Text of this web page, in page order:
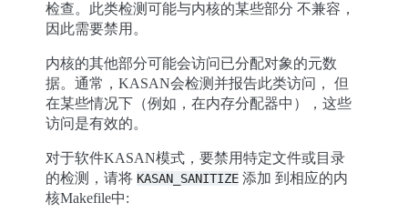
检查。此类检测可能与内核的某些部分 不兼容，
因此需要禁用。
内核的其他部分可能会访问已分配对象的元数
据。通常，KASAN会检测并报告此类访问， 但
在某些情况下（例如，在内存分配器中），这些
访问是有效的。
对于软件KASAN模式，要禁用特定文件或目录
的检测，请将 KASAN_SANITIZE 添加 到相应的内
核Makefile中: